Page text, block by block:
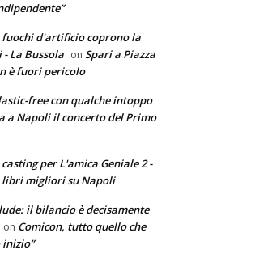
d'artificio coprono la
La Bussola on Spari a Piazza
è fuori pericolo
free con qualche intoppo
a Napoli il concerto del Primo
per L'amica Geniale 2 -
libri migliori su Napoli
il bilancio è decisamente
on Comicon, tutto quello che